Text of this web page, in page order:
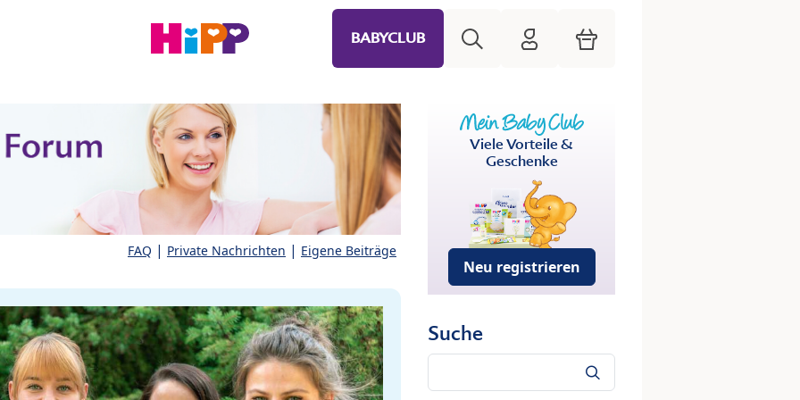
BABYCLUB HiPP Mein Babyclub
Warenkorb
FAQ | Private Nachrichten | Eigene Beiträge
Viele Vorteile &
Geschenke
Neu registrieren
Suche